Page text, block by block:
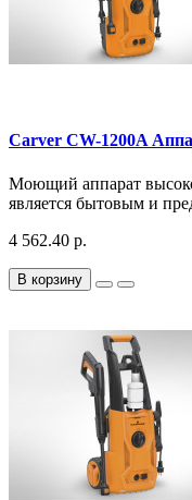
Carver CW-1200A
Моющий аппарат
является бытовым и
4 562.40 р.
В корзину